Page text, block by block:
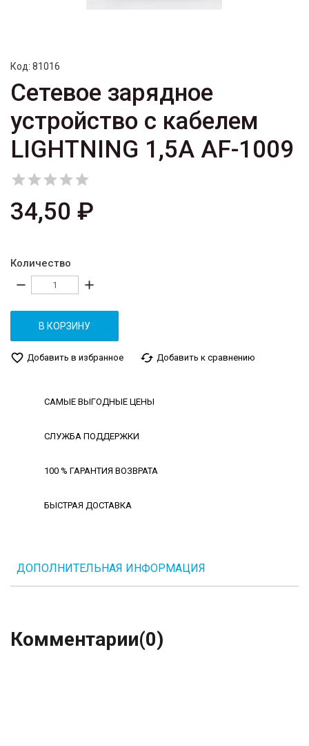
Код: 81016
Сетевое зарядное
устройство с кабелем
LIGHTNING 1,5A AF-1009

34,50 ₽
Количество
remove add
В КОРЗИНУ
favorite_border Добавить в избранное cached Добавить к сравнению
САМЫЕ ВЫГОДНЫЕ ЦЕНЫ
СЛУЖБА ПОДДЕРЖКИ
100 % ГАРАНТИЯ ВОЗВРАТА
БЫСТРАЯ ДОСТАВКА
ДОПОЛНИТЕЛЬНАЯ ИНФОРМАЦИЯ
Комментарии(0)